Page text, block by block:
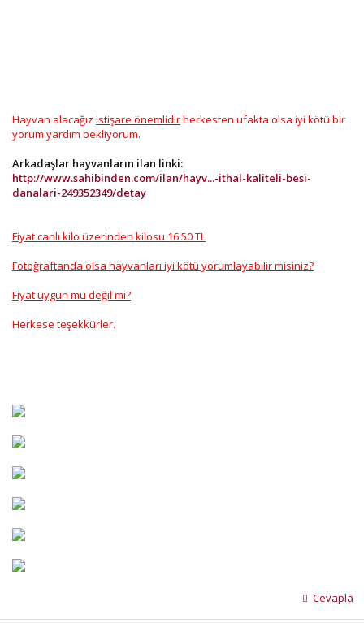
Hayvan alacağız istişare önemlidirherkesten ufakta olsa iyi kötü bir
yorum yardım bekliyorum.
Arkadaşlar hayvanların ilan linki:
http://www.sahibinden.com/ilan/hayv...-ithal-kaliteli-besi-
danalari-249352349/detay
Fiyat canlı kilo üzerinden kilosu 16.50 TL
Fotoğraftanda olsa hayvanları iyi kötü yorumlayabilir misiniz?
Fiyat uygun mu değil mi?
Herkese teşekkürler.
Cevapla